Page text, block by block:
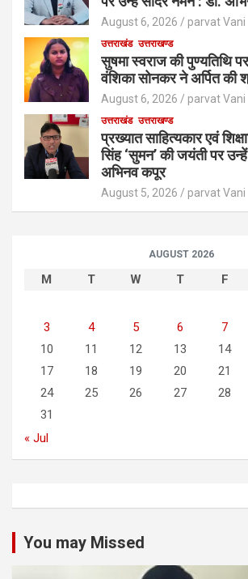
August 6, 2026 parvat Vani
उत्तराखंड उत्तराखण्ड
सुषमा स्वराज की पुण्यतिथि
वंशिका सोनकर ने अर्पित की
August 6, 2026 parvat Vani
उत्तराखंड उत्तराखण्ड
प्रख्यात साहित्यकार एवं
सिंह ‘सुमन’ की जयंती पर
अभिनव कपूर
August 5, 2026 parvat Vani
AUGUST 2026
M T W T F
3
4 5 6 7
10
11 12 13 14
17
18 19 20 21
24
25 26 27 28
31
« Jul
You may Missed